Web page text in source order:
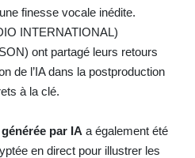
finesse vocale inédite.
INTERNATIONAL)
ont partagé leurs retours
de l’IA dans la postproduction
à la clé.
par IA a également été
en direct pour illustrer les